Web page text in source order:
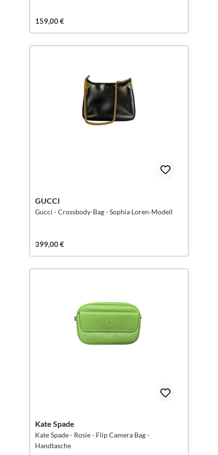
159,00 €
GUCCI
Gucci - Crossbody-Bag - Sophia Loren-Modell
399,00 €
Kate Spade
Kate Spade - Rosie - Flip Camera Bag -
Handtasche